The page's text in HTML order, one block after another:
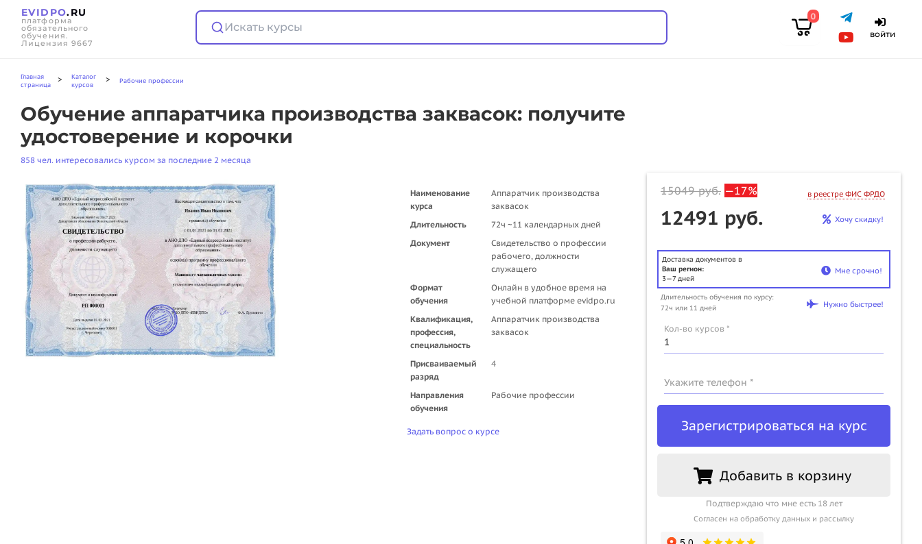
EVIDPO.RU
платформа
обязательного
обучения.
Лицензия 9667
Искать курсы
0
войти
Главная
страница
>
Каталог
курсов
> Рабочие профессии
Обучение аппаратчика производства заквасок: получите
удостоверение и корочки
858 чел. интересовались курсом за последние 2 месяца
Наименование
курса
Аппаратчик производства
заквасок
Длительность
72ч ~11 календарных дней
Документ
Свидетельство о профессии
рабочего, должности
служащего
Формат
обучения
Онлайн в удобное время на
учебной платформе evidpo.ru
Квалификация,
профессия,
специальность
Аппаратчик производства
заквасок
Присваиваемый
разряд
4
Направления
обучения
Рабочие профессии
Задать вопрос о курсе
15049руб. —17% в реестре ФИС ФРДО
12491 руб. Хочу скидку!
Доставка документов в
Ваш регион:
3—7 дней
Мне срочно!
Длительность обучения по курсу:
72ч или 11 дней
Нужно быстрее!
Кол-во курсов *
Укажите телефон *
Зарегистрироваться на курс
Добавить в корзину
Подтверждаю что мне есть 18 лет
Согласен на обработку данных и рассылку